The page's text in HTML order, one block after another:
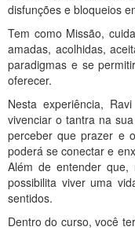
disfunções e bloqueios
Tem como Missão,
amadas, acolhidas,
paradigmas e se
oferecer.
Nesta experiência,
vivenciar o tantra na
perceber que prazer e
poderá se conectar e
Além de entender
possibilita viver uma
sentidos.
Dentro do curso, você